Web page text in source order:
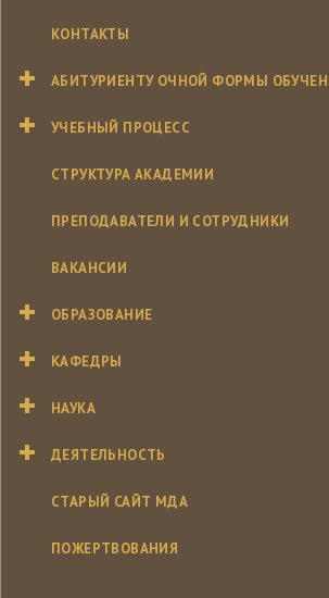
КОНТАКТЫ
АБИТУРИЕНТУ ОЧНОЙ ФОРМЫ
УЧЕБНЫЙ ПРОЦЕСС
СТРУКТУРА АКАДЕМИИ
ПРЕПОДАВАТЕЛИ И СОТРУДНИКИ
ВАКАНСИИ
ОБРАЗОВАНИЕ
КАФЕДРЫ
НАУКА
ДЕЯТЕЛЬНОСТЬ
СТАРЫЙ САЙТ МДА
ПОЖЕРТВОВАНИЯ